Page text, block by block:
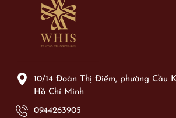
10/14 Đoàn Thị Điểm, phường Cầu
Hồ Chí Minh
0944263905